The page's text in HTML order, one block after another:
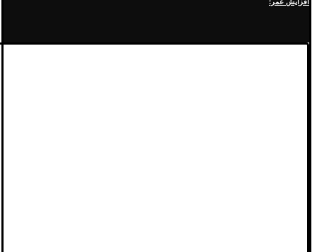
افزایش عمر!